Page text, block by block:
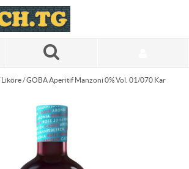
Zum Hauptinhalt springen
Liköre /GOBA Aperitif Manzoni 0% Vol. 01/070 Kar